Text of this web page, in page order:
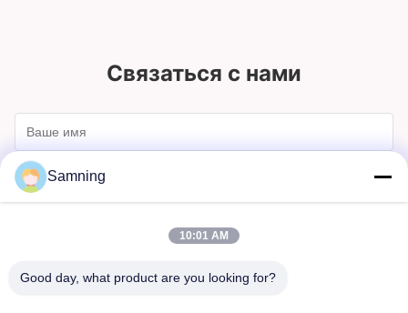
Связаться с нами
Samning
10:01 AM
Good day, what product are you looking for?